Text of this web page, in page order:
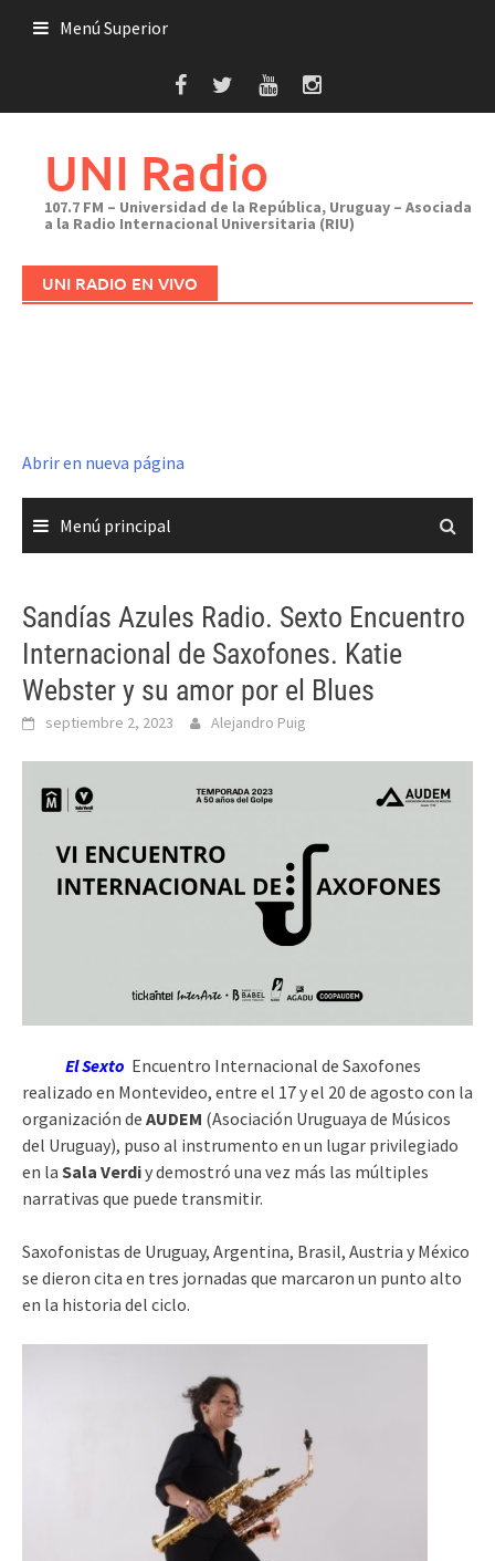
Menú Superior
UNI Radio
107.7 FM – Universidad de la República, Uruguay – Asociada
a la Radio Internacional Universitaria (RIU)
UNI RADIO EN VIVO
Abrir en nueva página
Menú principal
Sandías Azules Radio. Sexto Encuentro
Internacional de Saxofones. Katie
Webster y su amor por el Blues
septiembre 2, 2023 Alejandro Puig
El Sexto Encuentro Internacional de Saxofones
realizado en Montevideo, entre el 17 y el 20 de agosto con la
organización de AUDEM (Asociación Uruguaya de Músicos
del Uruguay), puso al instrumento en un lugar privilegiado
en la Sala Verdiy demostró una vez más las múltiples
narrativas que puede transmitir.
Saxofonistas de Uruguay, Argentina, Brasil, Austria y México
se dieron cita en tres jornadas que marcaron un punto alto
en la historia del ciclo.